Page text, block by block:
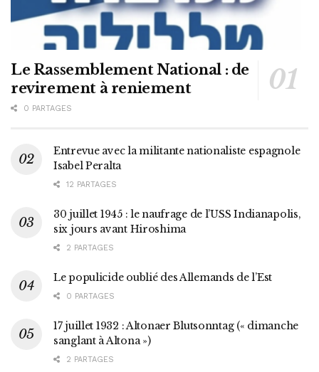
Le Rassemblement National : de
revirement à reniement
0 PARTAGES
Entrevue avec la militante nationaliste espagnole
Isabel Peralta
12 PARTAGES
30 juillet 1945 : le naufrage de l’USS Indianapolis,
six jours avant Hiroshima
2 PARTAGES
Le populicide oublié des Allemands de l’Est
0 PARTAGES
17 juillet 1932 : Altonaer Blutsonntag (« dimanche
sanglant à Altona »)
2 PARTAGES